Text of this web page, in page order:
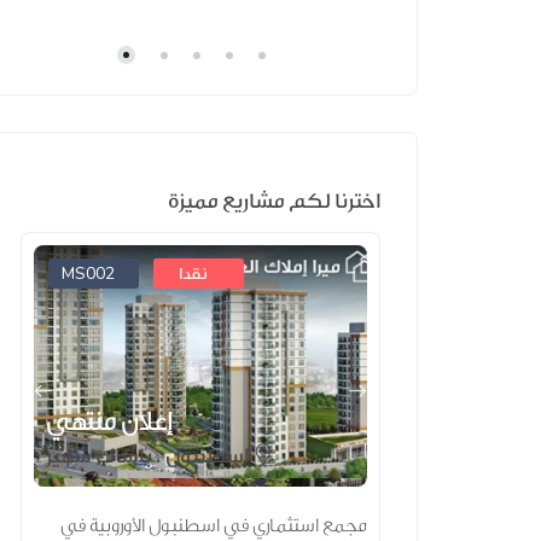
اخترنا لكم مشاريع مميزة
MS002 نقدا
إعلان منتهي
اسطنبول ، باشاك شهير
مجمع استثماري في اسطنبول الأوروبية في